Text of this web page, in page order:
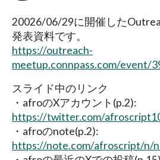
20026/06/29に開催した
発表資料です。
https://outreach-
meetup.connpass.com/event/
スライド中のリンク
・afroのXアカウント(p.2):
https://twitter.com/
・afroのnote(p.2):
https://note.com/afroscript/n/